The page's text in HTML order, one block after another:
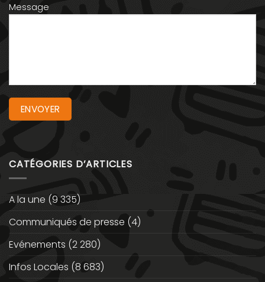
Message
CATÉGORIES D’ARTICLES
A la une (9 335)
Communiqués de presse (4)
Evénements (2 280)
Infos Locales (8 683)